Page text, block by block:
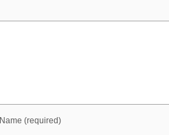
Name (required)